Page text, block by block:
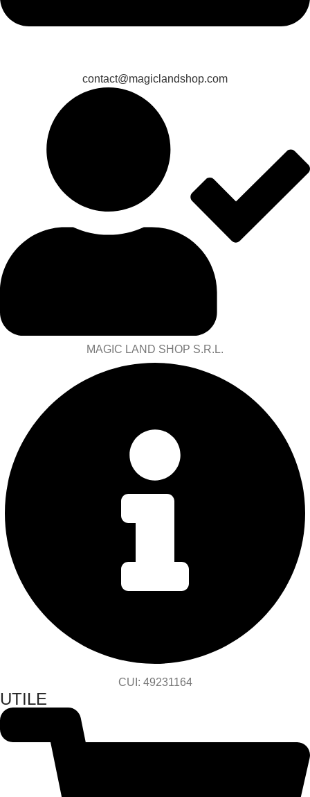
contact@magiclandshop.com
MAGIC LAND SHOP S.R.L.
CUI: 49231164
UTILE